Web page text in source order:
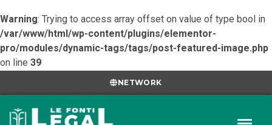
Warning: Trying to access array offset on value of type bool in
/var/www/html/wp-content/plugins/elementor-
pro/modules/dynamic-tags/tags/post-featured-image.php
on line 39
NETWORK